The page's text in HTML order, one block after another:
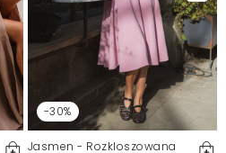
Zgłoś nielegalną treść
-30%
Jasmen - Rozkloszowana